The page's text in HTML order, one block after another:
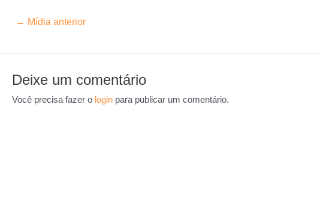
← Mídia anterior
Deixe um comentário
Você precisa fazer o login para publicar um comentário.